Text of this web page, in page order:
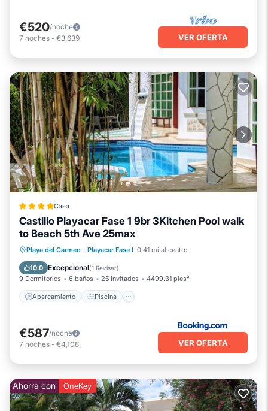
€520/noche
7 noches - €3,639 VER OFERTA
Casa
Castillo Playacar Fase 1 9br 3Kitchen Pool walk
to Beach 5th Ave 25max
Playa del Carmen · Playacar Fase I 0.41 mi al centro
10.0 Excepcional(1 Revisar)
9 Dormitorios 6 baños 25 Invitados 4499.31 pies²
Aparcamiento Piscina
Aparcamiento
Piscina
Balcón/Terraza
€587/noche
7 noches - €4,108 VER OFERTA
Ahorra con OneKey